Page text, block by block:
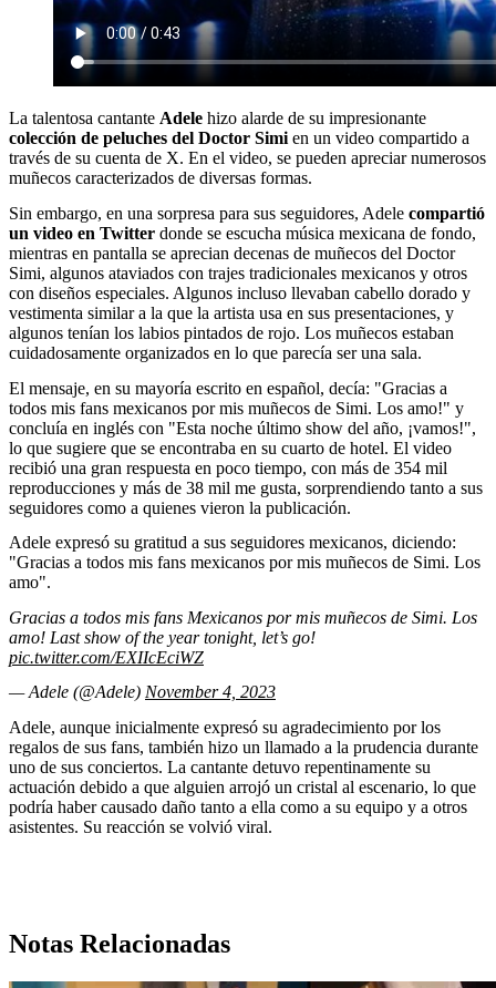
La talentosa cantante Adele hizo alarde de su impresionante
colección de peluches del Doctor Simien un video compartido a
través de su cuenta de X. En el video, se pueden apreciar numerosos
muñecos caracterizados de diversas formas.
Sin embargo, en una sorpresa para sus seguidores, Adele compartió
un video en Twitter donde se escucha música mexicana de fondo,
mientras en pantalla se aprecian decenas de muñecos del Doctor
Simi, algunos ataviados con trajes tradicionales mexicanos y otros
con diseños especiales. Algunos incluso llevaban cabello dorado y
vestimenta similar a la que la artista usa en sus presentaciones, y
algunos tenían los labios pintados de rojo. Los muñecos estaban
cuidadosamente organizados en lo que parecía ser una sala.
El mensaje, en su mayoría escrito en español, decía: "Gracias a
todos mis fans mexicanos por mis muñecos de Simi. Los amo!" y
concluía en inglés con "Esta noche último show del año, ¡vamos!",
lo que sugiere que se encontraba en su cuarto de hotel. El video
recibió una gran respuesta en poco tiempo, con más de 354 mil
reproducciones y más de 38 mil me gusta, sorprendiendo tanto a sus
seguidores como a quienes vieron la publicación.
Adele expresó su gratitud a sus seguidores mexicanos, diciendo:
"Gracias a todos mis fans mexicanos por mis muñecos de Simi. Los
amo".
Gracias a todos mis fans Mexicanos por mis muñecos de Simi. Los
amo! Last show of the year tonight, let’s go!
pic.twitter.com/EXIIcEciWZ
— Adele (@Adele) November 4, 2023
Adele, aunque inicialmente expresó su agradecimiento por los
regalos de sus fans, también hizo un llamado a la prudencia durante
uno de sus conciertos. La cantante detuvo repentinamente su
actuación debido a que alguien arrojó un cristal al escenario, lo que
podría haber causado daño tanto a ella como a su equipo y a otros
asistentes. Su reacción se volvió viral.
Notas Relacionadas